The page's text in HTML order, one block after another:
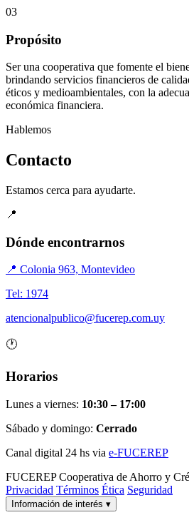
03
Propósito
Ser una cooperativa que fomente el
brindando servicios financieros de
éticos y medioambientales, con la
económica financiera.
Hablemos
Contacto
Estamos cerca para ayudarte.
📍
Dónde encontrarnos
📍 Colonia 963, Montevideo
Tel: 1974
atencionalpublico@fucerep.com.uy
🕐
Horarios
Lunes a viernes: 10:30 – 17:00
Sábado y domingo: Cerrado
Canal digital 24 hs via e-FUCEREP
FUCEREP Cooperativa de Ahorro y
Privacidad Términos Ética Seguridad
Información de interés ▾